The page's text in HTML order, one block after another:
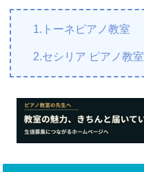
1.トーネピアノ教室
2.セシリア ピアノ教室